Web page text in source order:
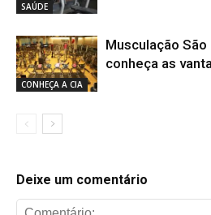
SAÚDE
CONHEÇA A CIA
Musculação São
conheça as
Deixe um comentário